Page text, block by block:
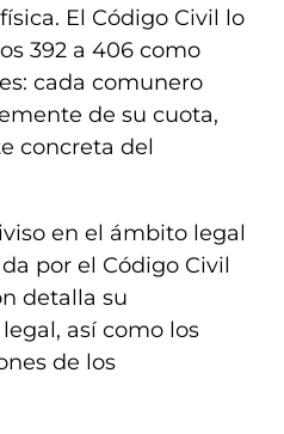
El Código Civil lo
392 a 406 como
cada comunero
de su cuota,
concreta del
en el ámbito legal
por el Código Civil
detalla su
así como los
de los